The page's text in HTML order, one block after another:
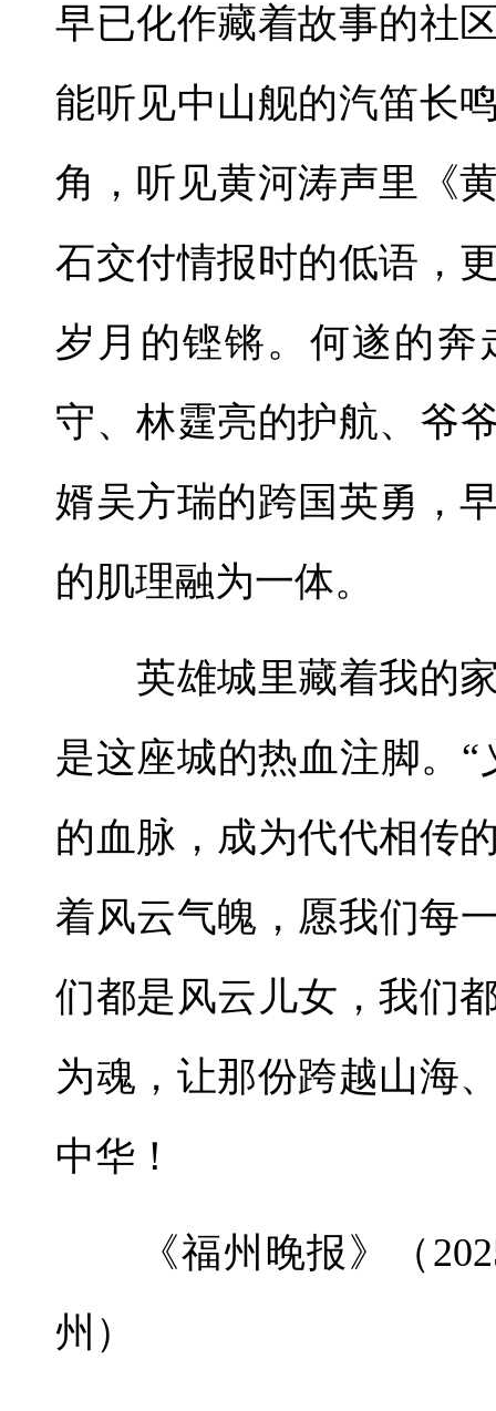
早已化作藏着故事的社
能听见中山舰的汽笛长
角，听见黄河涛声里《
石交付情报时的低语，
岁月的铿锵。何遂的
守、林霆亮的护航、爷
婿吴方瑞的跨国英勇，
的肌理融为一体。
英雄城里藏着我的家
是这座城的热血注脚。
的血脉，成为代代相传
着风云气魄，愿我们每
们都是风云儿女，我们
为魂，让那份跨越山海
中华！
《福州晚报》（
州）